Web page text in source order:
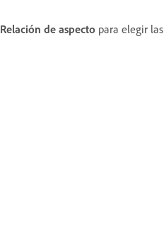
Relación de aspecto para elegir